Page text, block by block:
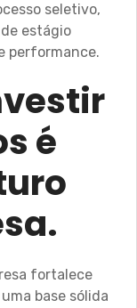
seletivo,
estágio
performance.
é
fortalece
base sólida